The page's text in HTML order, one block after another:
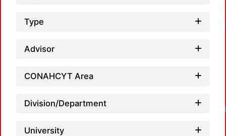
Type
Advisor
CONAHCYT Area
Division/Department
University